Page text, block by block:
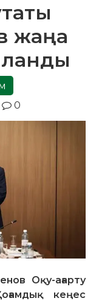
жаңа
0
Оқу-ағарту
кеңес